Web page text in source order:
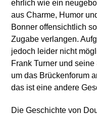
ehrlich wie ein
aus Charme, Humor
Bonner offensichtlich
Zugabe verlangen.
jedoch leider nicht
Frank Turner und
um das Brückenforum
das ist eine andere
Die Geschichte von